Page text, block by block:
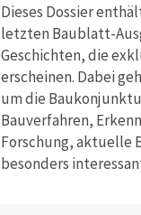
Dieses Dossier
letzten Baublatt-
Geschichten, die
erscheinen. Dabei
um die
Bauverfahren,
Forschung, aktuelle
besonders